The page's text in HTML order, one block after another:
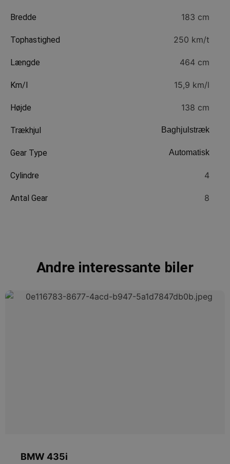
kørecomputer, infocenter, auto. nedbl. bakspejl,
højdejust. førersæde, højdejust. forsæder, el
førersæde m. memory, el-ruder, 4x el-ruder, el-
(bag), parkeringssensor (for), bakkamera,
navigation, multifunktionsrat, håndfrit til mobil,
bluetooth, usb tilslutning, isofix, armlæn,
kopholder, læderindtræk, læderrat, automatisk
lys, tågelygter, el komfortsæder, led kørelys,
Bredde 183 cm
Tophastighed 250 km/t
Længde 464 cm
Km/l 15,9 km/l
Højde 138 cm
Trækhjul Baghjulstræk
Gear Type Automatisk
Cylindre 4
Antal Gear 8
Andre interessante biler
BMW 435i